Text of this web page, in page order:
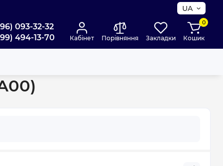
UA
093-32-32
494-13-70
Кабінет Порівняння Закладки
0
Кошик